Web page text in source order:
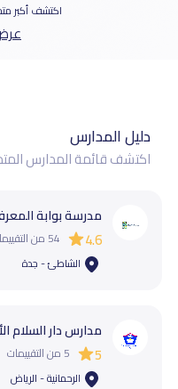
اكتشف أكبر
دليل المدارس
اكتشف قائمة المدارس
مدرسة بوابة
4.6 54 من التقييمات
الشاطئ - جدة
مدارس دار السلام
5 5 من التقييمات
الرحمانية - الرياض